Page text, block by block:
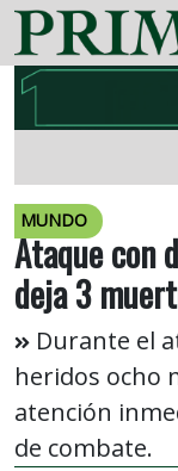
MUNDO
Ataque con
deja 3
Durante el
heridos ocho
atención
de combate.